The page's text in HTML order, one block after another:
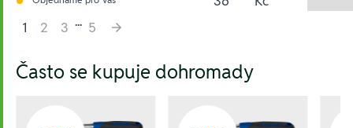
1
2 3 ... 5
Často se kupuje dohromady